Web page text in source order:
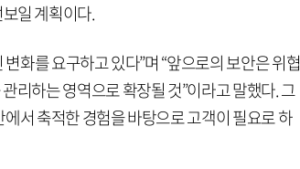
보일 계획이다.
화를 요구하고 있다”며 “앞으로의 보안은 위협
리하는 영역으로 확장될 것”이라고 말했다. 그
서 축적한 경험을 바탕으로 고객이 필요로 하